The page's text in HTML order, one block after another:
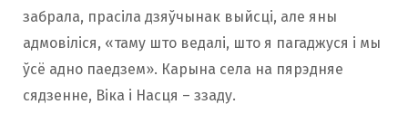
забрала, прасіла дзяўчынак выйсці, але яны
адмовіліся, «таму што ведалі, што я пагаджуся і мы
ўсё адно паедзем». Карына села на пярэдняе
сядзенне, Віка і Насця – ззаду.